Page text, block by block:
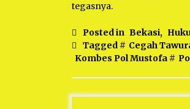
tegasnya.
Posted in Bekasi,
Tagged # Cegah
Kombes Pol Mustofa #